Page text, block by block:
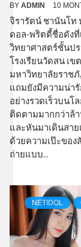
BY ADMIN 10
จิรารัตน์ ชานันโท
ดอล-พริตตี้ชื่อดังที่
วิทยาศาสตร์ชั้นป
โรงเรียนวัดสน เ
มหาวิทยาลัยราช
แถมยังมีความน่า
อย่างรวดเร็วบนโ
ติดตามมากกว่าล้
และหันมาเดินสา
ด้วยความเป๊ะของ
ถ่ายแบบ...
NETIDOL